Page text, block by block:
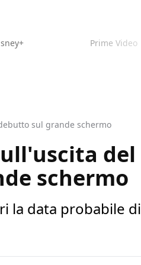
Prime Video
sul grande schermo
del
schermo
la data probabile di